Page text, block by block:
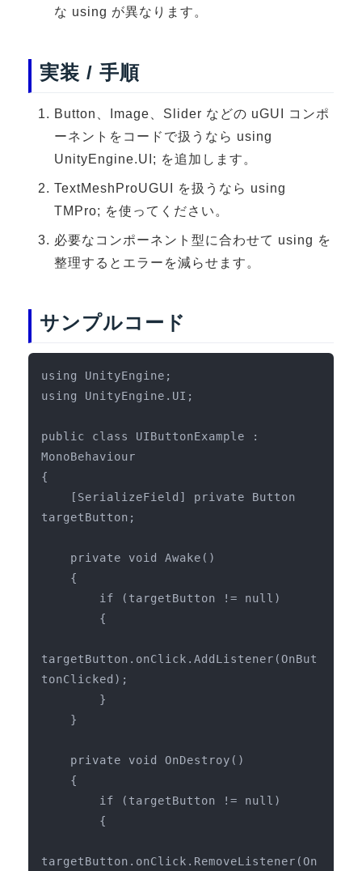
《最新プロダクト》
超体験★販促システム『XR Showcase Hub』2025年4月発売
MR体験型研修プラットフォーム『LegacyLink XR』2025年10月
バーチャルイベントプラットフォーム『MetaLiveStage』2025年
3D空間キャプチャーアプリ『Qoocan』
製造現場を革新する！『XR Worksupport Hub』開発中
>XR Museum『Artlogue』開発中
Unity研修
Apple Vision Pro アプリ開発研修
HoloLens 2 アプリ開発研修
《研究会》
XRビジネスフォーラム
《展示会》
TOKYO DIGICONX2026
（1/8～10東京ビッグサイト）に出展。
（1/21～23東京ビッグサイト）に出展。
Tsumiki Community Day 2026
（5/27～28 秋葉原UDX）に出展。
オンライン
な using が異なります。
実装 / 手順
Button、Image、Slider などの uGUI コンポ
ーネントをコードで扱うなら using
UnityEngine.UI; を追加します。
TextMeshProUGUI を扱うなら using
TMPro; を使ってください。
必要なコンポーネント型に合わせて using を
整理するとエラーを減らせます。
サンプルコード
using UnityEngine;
using UnityEngine.UI;
public class UIButtonExample :
MonoBehaviour
{
targetButton;
targetButton.onClick.AddListener(OnBut
tonClicked);
targetButton.onClick.RemoveListener(On